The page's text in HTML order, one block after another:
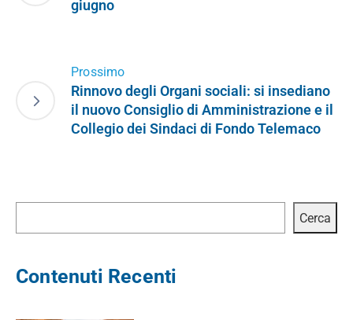
giugno
Prossimo
Rinnovo degli Organi sociali: si insediano
il nuovo Consiglio di Amministrazione e il
Collegio dei Sindaci di Fondo Telemaco
Cerca
Contenuti Recenti